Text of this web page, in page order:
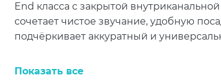
End класса с закрытой
сочетает чистое звучание, удобную
подчёркивает аккуратный и
совместимыми устройствами.
Показать все